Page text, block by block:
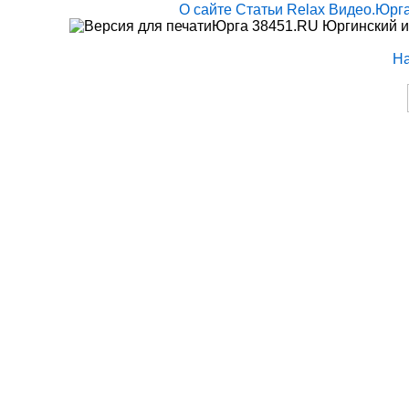
О сайте Статьи Relax
Юрга 38451.RU Юргинский